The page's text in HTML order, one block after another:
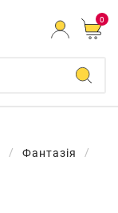
0
Фантазія